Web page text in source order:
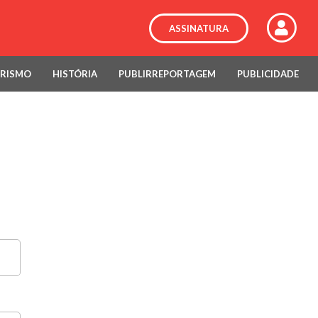
ASSINATURA
HISTÓRIA PUBLIRREPORTAGEM PUBLICIDADE